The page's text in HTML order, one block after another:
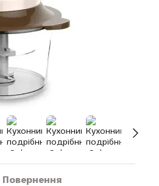
Повернення